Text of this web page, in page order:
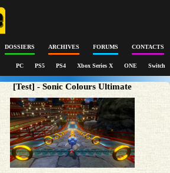
DOSSIERS ARCHIVES FORUMS CONTACTS
PC PS5 PS4 Xbox Series X ONE Switch
[Test] - Sonic Colours Ultimate